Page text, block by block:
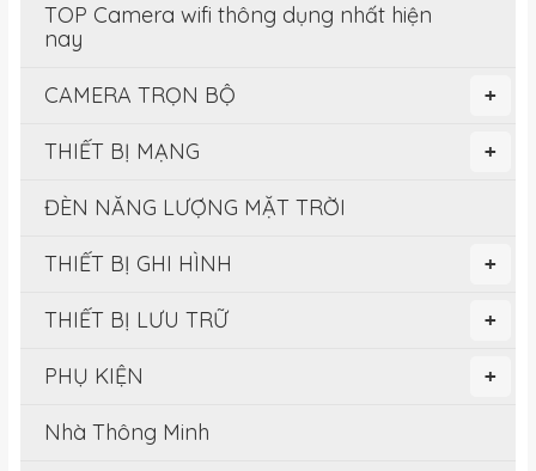
TOP Camera wifi thông dụng nhất hiện
nay
+
CAMERA TRỌN BỘ
+
THIẾT BỊ MẠNG
ĐÈN NĂNG LƯỢNG MẶT TRỜI
+
THIẾT BỊ GHI HÌNH
+
THIẾT BỊ LƯU TRỮ
+
PHỤ KIỆN
Nhà Thông Minh